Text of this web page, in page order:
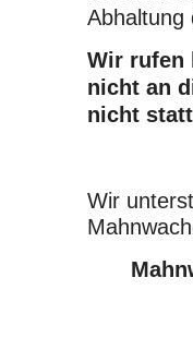
Abhaltung
Wir rufen
nicht an
nicht
Wir